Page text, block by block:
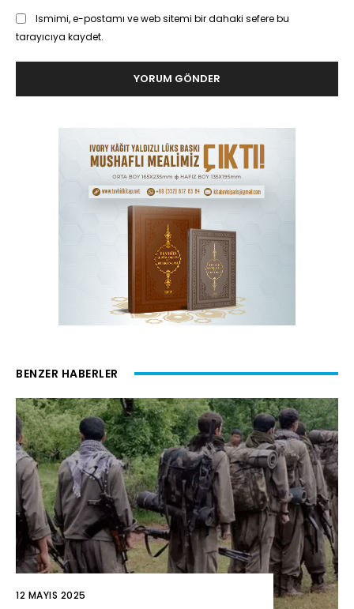
Ismimi, e-postamı ve web sitemi bir dahaki sefere bu
tarayıcıya kaydet.
BENZER HABERLER
12 MAYIS 2025